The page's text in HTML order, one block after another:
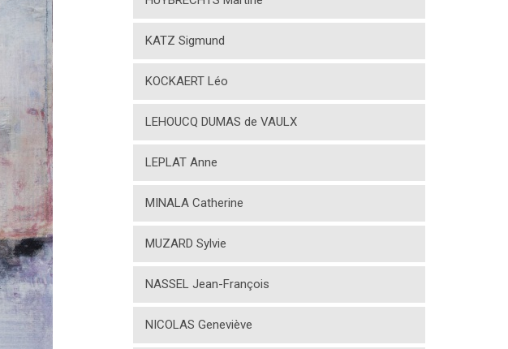
KATZ Sigmund
KOCKAERT Léo
LEHOUCQ DUMAS de VAULX
LEPLAT Anne
MINALA Catherine
MUZARD Sylvie
NASSEL Jean-François
NICOLAS Geneviève